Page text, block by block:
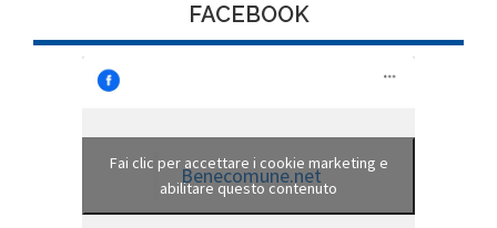
FACEBOOK
Benecomune.net
Fai clic per accettare i cookie marketing e
abilitare questo contenuto